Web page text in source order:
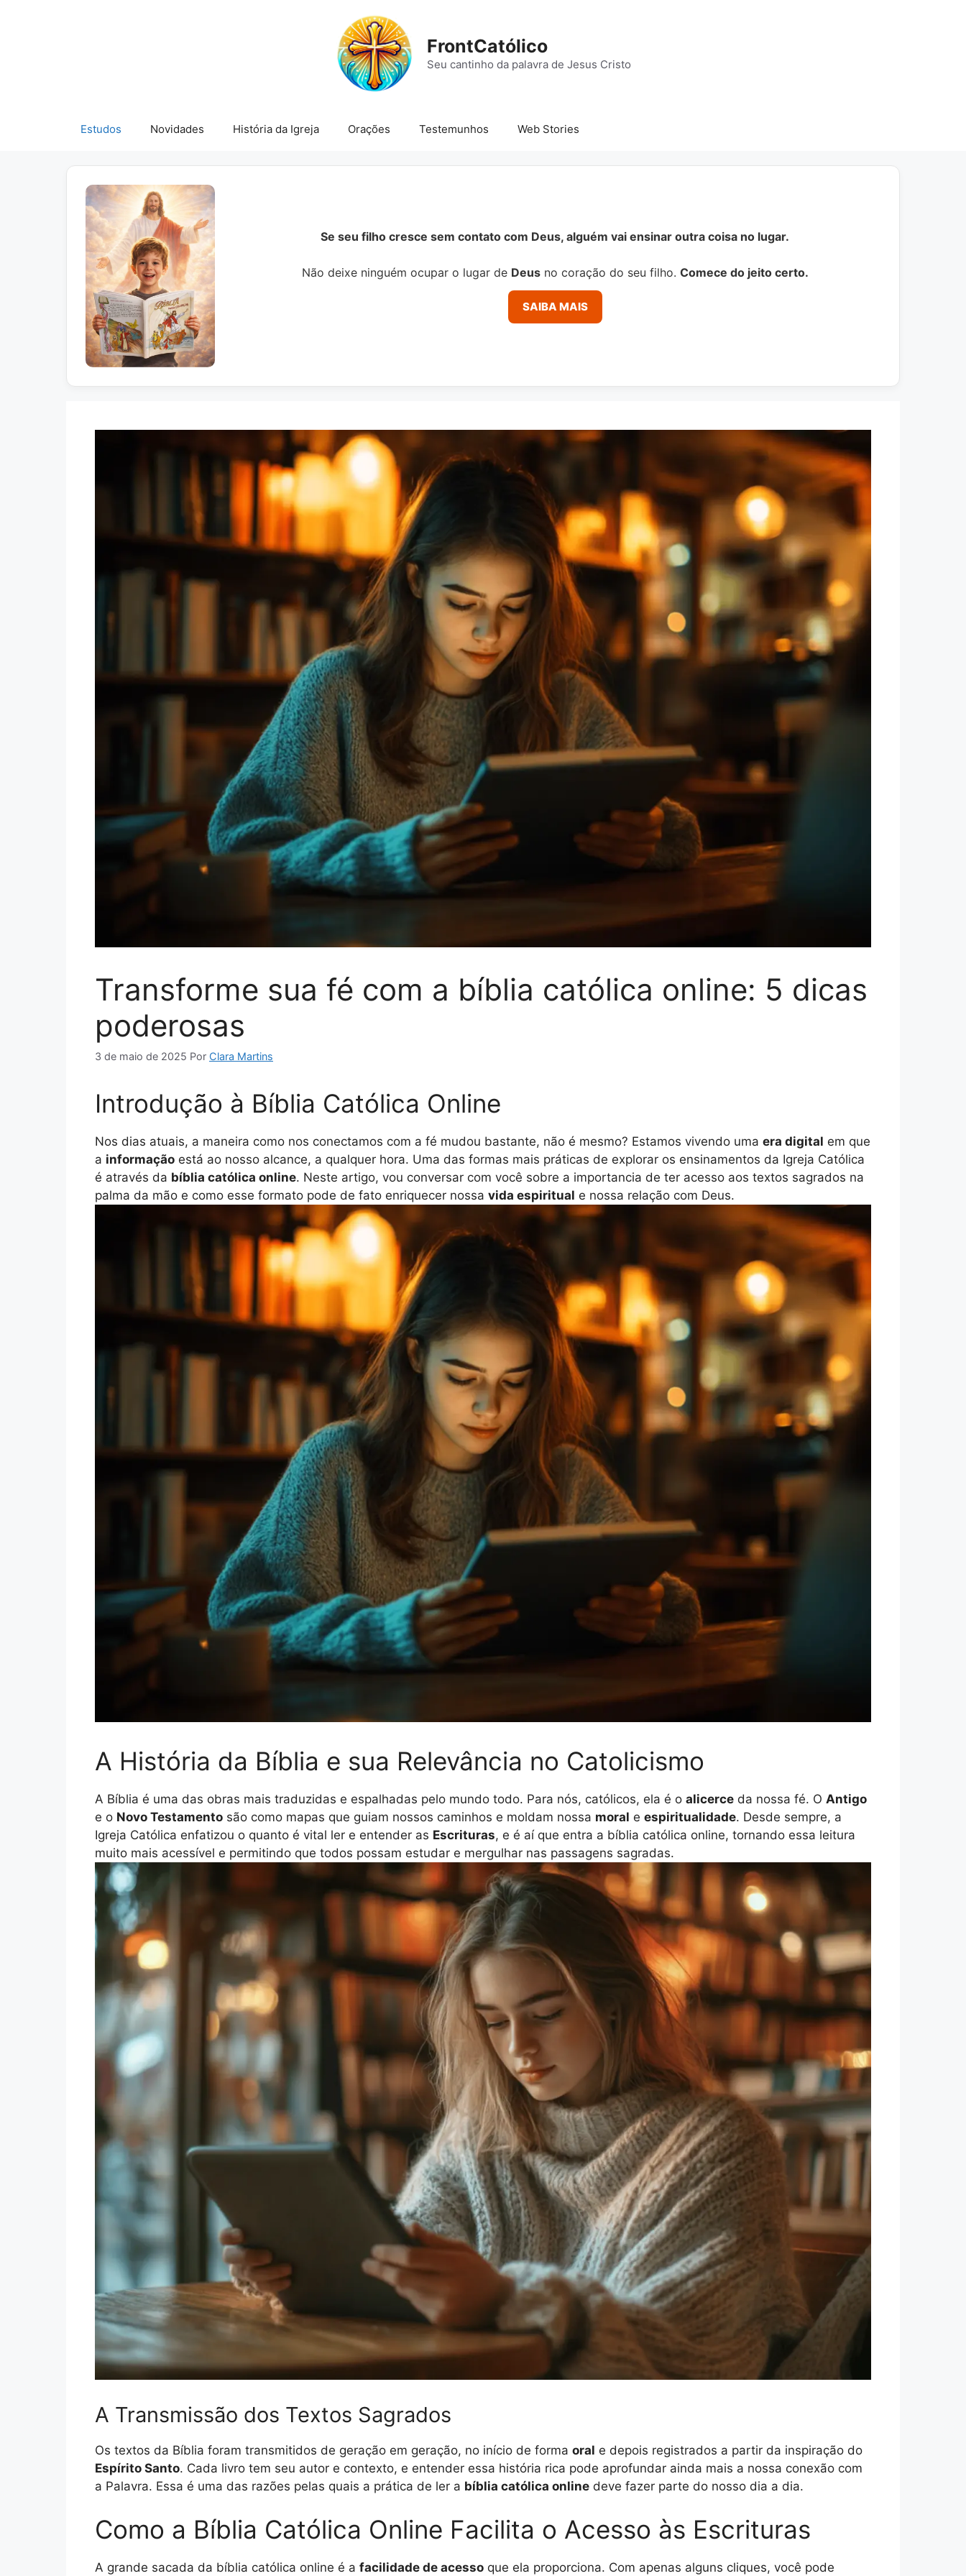
FrontCatólico
Seu cantinho da palavra de Jesus Cristo
Estudos Novidades História da Igreja Orações Testemunhos Web Stories
Se seu filho cresce sem contato com Deus, alguém vai ensinar outra coisa no lugar.
Não deixe ninguém ocupar o lugar de Deusno coração do seu filho. Comece do jeito certo.
SAIBA MAIS
Transforme sua fé com a bíblia católica online: 5 dicas
poderosas
3 de maio de 2025 Por Clara Martins
Introdução à Bíblia Católica Online
Nos dias atuais, a maneira como nos conectamos com a fé mudou bastante, não é mesmo? Estamos vivendo uma era digital em que
a informação está ao nosso alcance, a qualquer hora. Uma das formas mais práticas de explorar os ensinamentos da Igreja Católica
é através da bíblia católica online. Neste artigo, vou conversar com você sobre a importancia de ter acesso aos textos sagrados na
palma da mão e como esse formato pode de fato enriquecer nossa vida espiritual e nossa relação com Deus.
A História da Bíblia e sua Relevância no Catolicismo
A Bíblia é uma das obras mais traduzidas e espalhadas pelo mundo todo. Para nós, católicos, ela é o alicerce da nossa fé. O Antigo
e o Novo Testamento são como mapas que guiam nossos caminhos e moldam nossa moral e espiritualidade. Desde sempre, a
Igreja Católica enfatizou o quanto é vital ler e entender as Escrituras, e é aí que entra a bíblia católica online, tornando essa leitura
muito mais acessível e permitindo que todos possam estudar e mergulhar nas passagens sagradas.
A Transmissão dos Textos Sagrados
Os textos da Bíblia foram transmitidos de geração em geração, no início de forma oral e depois registrados a partir da inspiração do
Espírito Santo. Cada livro tem seu autor e contexto, e entender essa história rica pode aprofundar ainda mais a nossa conexão com
a Palavra. Essa é uma das razões pelas quais a prática de ler a bíblia católica online deve fazer parte do nosso dia a dia.
Como a Bíblia Católica Online Facilita o Acesso às Escrituras
A grande sacada da bíblia católica online é a facilidade de acesso que ela proporciona. Com apenas alguns cliques, você pode